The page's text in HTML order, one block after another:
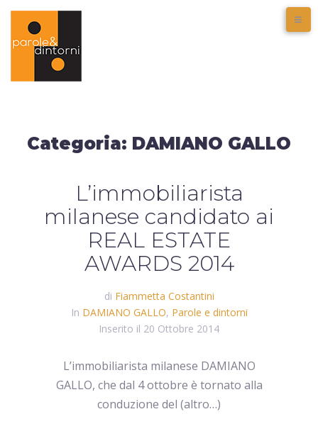
Categoria: DAMIANO GALLO
L’immobiliarista
milanese candidato ai
REAL ESTATE
AWARDS 2014
di Fiammetta Costantini
In DAMIANO GALLO, Parole e dintorni
Inserito il 20 Ottobre 2014
L’immobiliarista milanese DAMIANO
GALLO, che dal 4 ottobre è tornato alla
conduzione del (altro…)